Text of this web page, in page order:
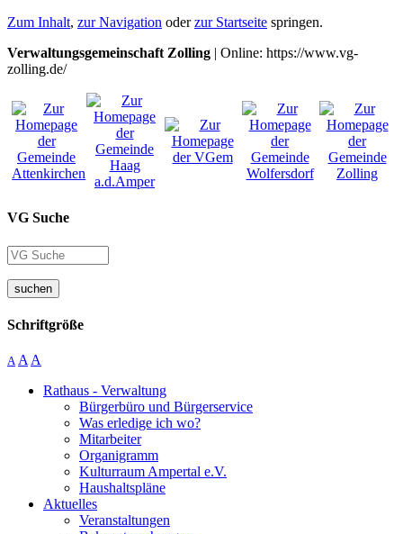
Zum Inhalt, zur Navigation oderzur Startseite springen.
Verwaltungsgemeinschaft Zolling | Online: https://www.vg-
zolling.de/
VG Suche
suchen
Schriftgröße
A A A
Rathaus - Verwaltung
Bürgerbüro und Bürgerservice
Was erledige ich wo?
Mitarbeiter
Organigramm
Kulturraum Ampertal e.V.
Haushaltspläne
Aktuelles
Veranstaltungen